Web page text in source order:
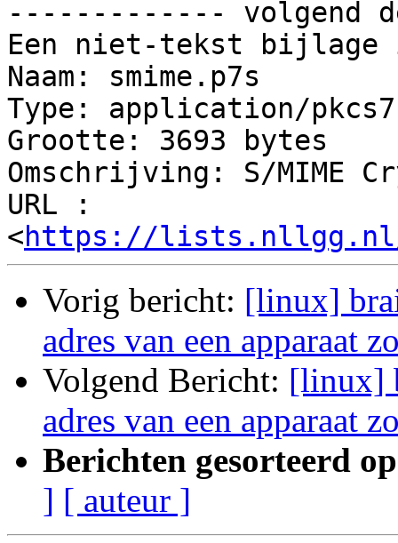
------------- volgend
Een niet-tekst
Naam: smime.p7s
Type: application/
Grootte: 3693 bytes
Omschrijving: S/MIME
URL :
<https://lists.nllgg.nl/
Vorig bericht: [linux]
adres van een apparaat
Volgend Bericht: [linux]
adres van een apparaat
Berichten gesorteerd
] [ auteur ]